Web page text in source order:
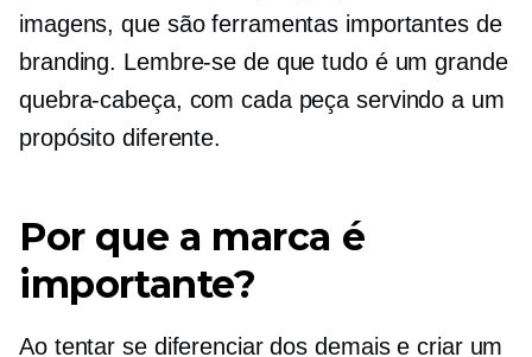
imagens, que são ferramentas importantes de
branding. Lembre-se de que tudo é um grande
quebra-cabeça, com cada peça servindo a um
propósito diferente.
Por que a marca é
importante?
Ao tentar se diferenciar dos demais e criar um